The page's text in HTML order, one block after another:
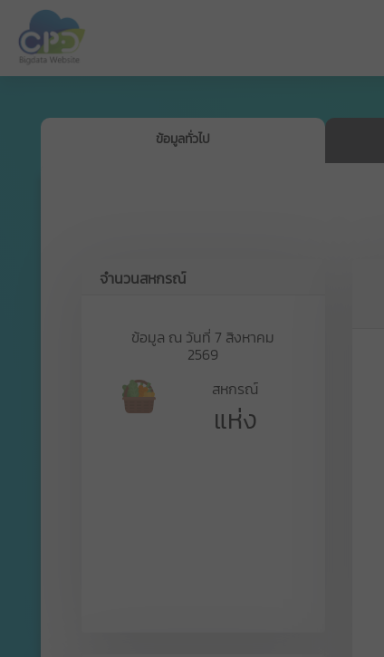
ข้อมูลทั่วไป
จำนวนสหกรณ์
ข้อมูล ณ วันที่ 7 สิงหาคม
2569
สหกรณ์
แห่ง